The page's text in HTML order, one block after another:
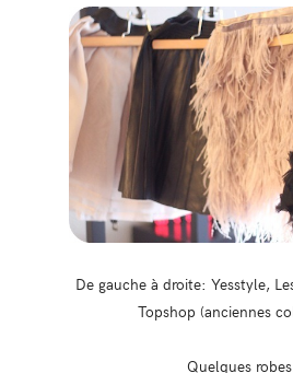
De gauche à droite: Yesstyle,
Topshop (anciennes
Quelques robes…